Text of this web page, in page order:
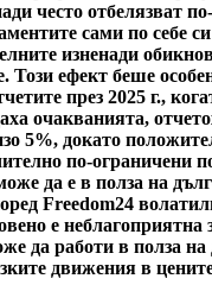
често отбелязват
сами по себе
изненади
Този ефект беше
през 2025 г.,
очакванията,
5%, докато
по-ограничени
да е в полза на
Freedom24
е неблагоприятна
да работи в полза на
движения в